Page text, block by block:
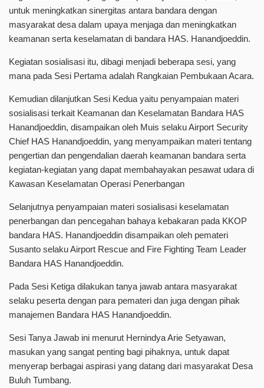
untuk meningkatkan sinergitas antara bandara dengan
masyarakat desa dalam upaya menjaga dan meningkatkan
keamanan serta keselamatan di bandara HAS. Hanandjoeddin.
Kegiatan sosialisasi itu, dibagi menjadi beberapa sesi, yang
mana pada Sesi Pertama adalah Rangkaian Pembukaan Acara.
Kemudian dilanjutkan Sesi Kedua yaitu penyampaian materi
sosialisasi terkait Keamanan dan Keselamatan Bandara HAS
Hanandjoeddin, disampaikan oleh Muis selaku Airport Security
Chief HAS Hanandjoeddin, yang menyampaikan materi tentang
pengertian dan pengendalian daerah keamanan bandara serta
kegiatan-kegiatan yang dapat membahayakan pesawat udara di
Kawasan Keselamatan Operasi Penerbangan
Selanjutnya penyampaian materi sosialisasi keselamatan
penerbangan dan pencegahan bahaya kebakaran pada KKOP
bandara HAS. Hanandjoeddin disampaikan oleh pemateri
Susanto selaku Airport Rescue and Fire Fighting Team Leader
Bandara HAS Hanandjoeddin.
Pada Sesi Ketiga dilakukan tanya jawab antara masyarakat
selaku peserta dengan para pemateri dan juga dengan pihak
manajemen Bandara HAS Hanandjoeddin.
Sesi Tanya Jawab ini menurut Hernindya Arie Setyawan,
masukan yang sangat penting bagi pihaknya, untuk dapat
menyerap berbagai aspirasi yang datang dari masyarakat Desa
Buluh Tumbang.